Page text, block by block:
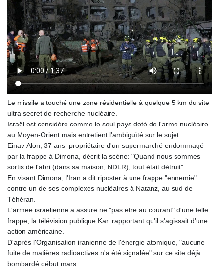
Le missile a touché une zone résidentielle à quelque 5 km du site
ultra secret de recherche nucléaire.
Israël est considéré comme le seul pays doté de l'arme nucléaire
au Moyen-Orient mais entretient l'ambiguïté sur le sujet.
Einav Alon, 37 ans, propriétaire d'un supermarché endommagé
par la frappe à Dimona, décrit la scène: "Quand nous sommes
sortis de l'abri (dans sa maison, NDLR), tout était détruit".
En visant Dimona, l'Iran a dit riposter à une frappe "ennemie"
contre un de ses complexes nucléaires à Natanz, au sud de
Téhéran.
L'armée israélienne a assuré ne "pas être au courant" d'une telle
frappe, la télévision publique Kan rapportant qu'il s'agissait d'une
action américaine.
D'après l'Organisation iranienne de l'énergie atomique, "aucune
fuite de matières radioactives n'a été signalée" sur ce site déjà
bombardé début mars.